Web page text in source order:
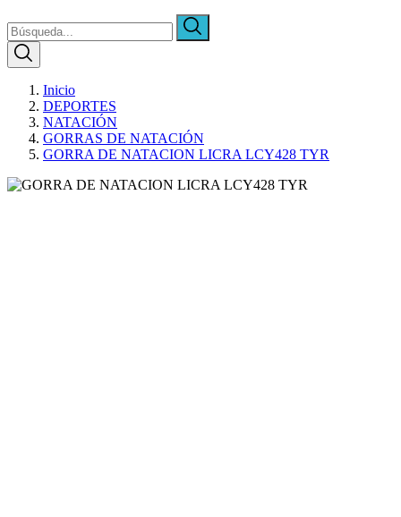
Inicio
DEPORTES
NATACIÓN
GORRAS DE NATACIÓN
GORRA DE NATACION LICRA LCY428 TYR